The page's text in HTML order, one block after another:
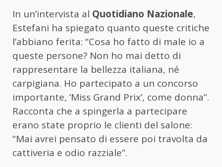
In un’intervista al Quotidiano Nazionale,
Estefani ha spiegato quanto queste critiche
l’abbiano ferita: “Cosa ho fatto di male io a
queste persone? Non ho mai detto di
rappresentare la bellezza italiana, né
carpigiana. Ho partecipato a un concorso
importante, ‘Miss Grand Prix’, come donna”.
Racconta che a spingerla a partecipare
erano state proprio le clienti del salone:
“Mai avrei pensato di essere poi travolta da
cattiveria e odio razziale”.